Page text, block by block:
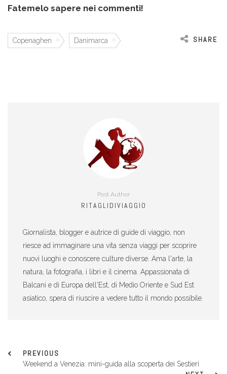
Fatemelo sapere nei commenti!
Copenaghen Danimarca SHARE
Post Author
RITAGLIDIVIAGGIO
Giornalista, blogger e autrice di guide di viaggio, non
riesce ad immaginare una vita senza viaggi per scoprire
nuovi luoghi e conoscere culture diverse. Ama l'arte, la
natura, la fotografia, i libri e il cinema. Appassionata di
Balcani e di Europa dell'Est, di Medio Oriente e Sud Est
asiatico, spera di riuscire a vedere tutto il mondo possibile.
PREVIOUS
Weekend a Venezia: mini-guida alla scoperta dei Sestieri